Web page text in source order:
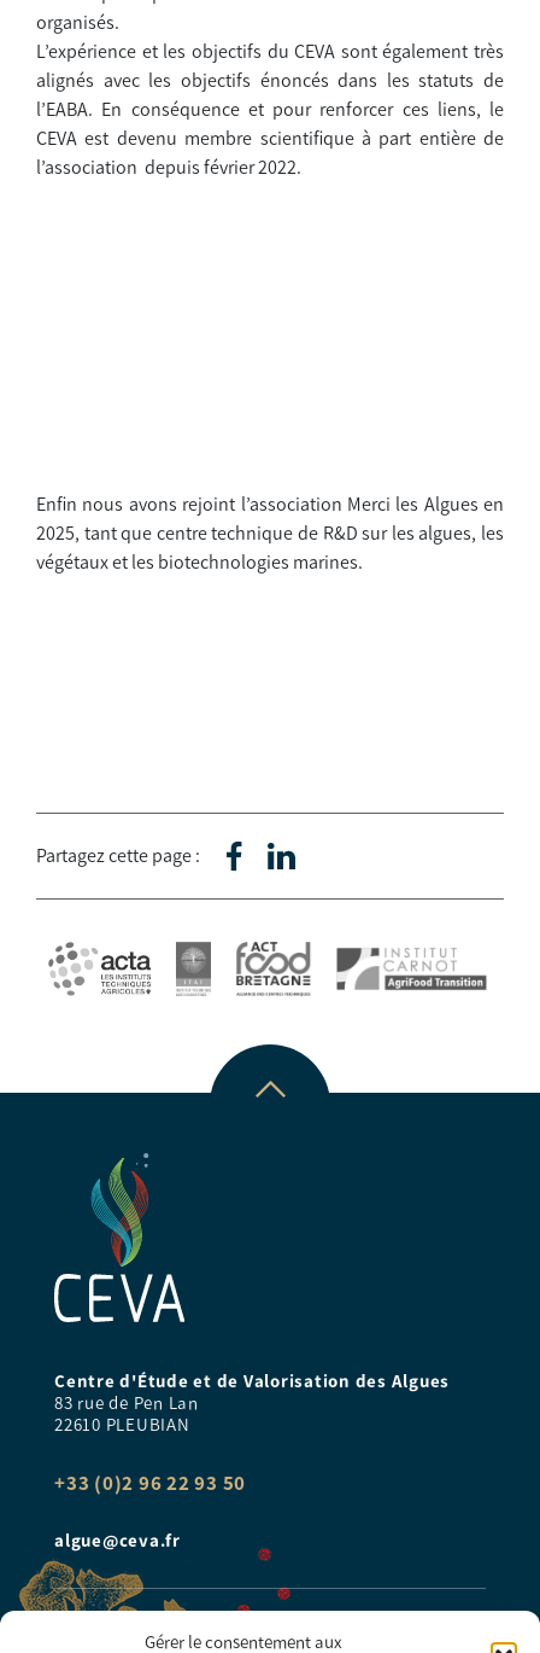
Gérer le consentement aux
organisés.
L’expérience et les objectifs du CEVA sont également très
alignés avec les objectifs énoncés dans les statuts de
l’EABA. En conséquence et pour renforcer ces liens, le
CEVA est devenu membre scientifique à part entière de
l’association depuis février 2022.
Enfin nous avons rejoint l’association Merci les Algues en
2025, tant que centre technique de R&D sur les algues, les
végétaux et les biotechnologies marines.
Partagez cette page :
Centre d'Étude et de Valorisation des Algues
83 rue de Pen Lan
22610 PLEUBIAN
+33 (0)2 96 22 93 50
algue@ceva.fr
INSCRIPTION NEWSLETTER